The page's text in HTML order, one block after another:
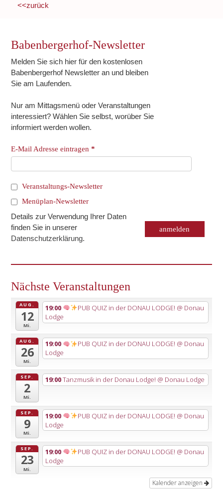
<<zurück
Babenbergerhof-Newsletter
Melden Sie sich hier für den kostenlosen
Babenbergerhof Newsletter an und bleiben
Sie am Laufenden.
Nur am Mittagsmenü oder Veranstaltungen
interessiert? Wählen Sie selbst, worüber Sie
informiert werden wollen.
E-Mail Adresse eintragen*
Veranstaltungs-Newsletter
Menüplan-Newsletter
Details zur Verwendung Ihrer Daten
finden Sie in unserer
Datenschutzerklärung.
Nächste Veranstaltungen
AUG.
12
Mi.
19:00 PUB QUIZ in der DONAU LODGE! @ Donau
Lodge
AUG.
26
Mi.
19:00 PUB QUIZ in der DONAU LODGE! @ Donau
Lodge
SEP.
2
Mi.
19:00Tanzmusik in der Donau Lodge! @ Donau Lodge
SEP.
9
Mi.
19:00 PUB QUIZ in der DONAU LODGE! @ Donau
Lodge
SEP.
23
Mi.
19:00 PUB QUIZ in der DONAU LODGE! @ Donau
Lodge
Kalender anzeigen